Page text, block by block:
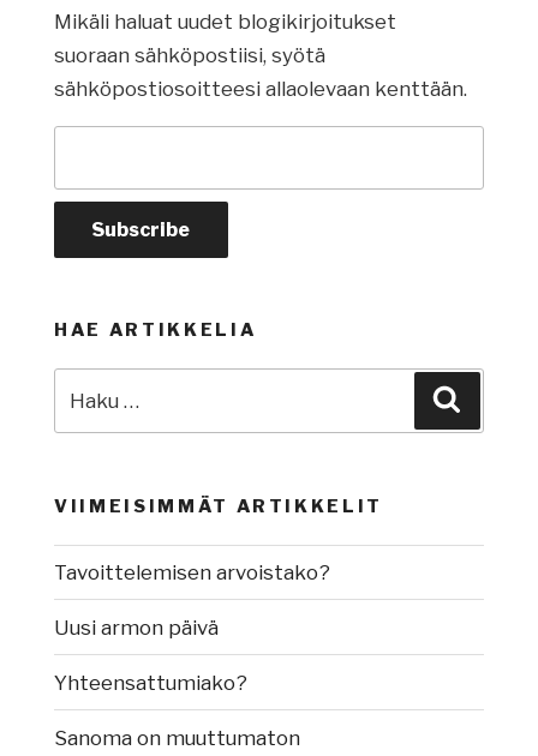
Mikäli haluat uudet blogikirjoitukset
suoraan sähköpostiisi, syötä
sähköpostiosoitteesi allaolevaan kenttään.
HAE ARTIKKELIA
VIIMEISIMMÄT ARTIKKELIT
Tavoittelemisen arvoistako?
Uusi armon päivä
Yhteensattumiako?
Sanoma on muuttumaton